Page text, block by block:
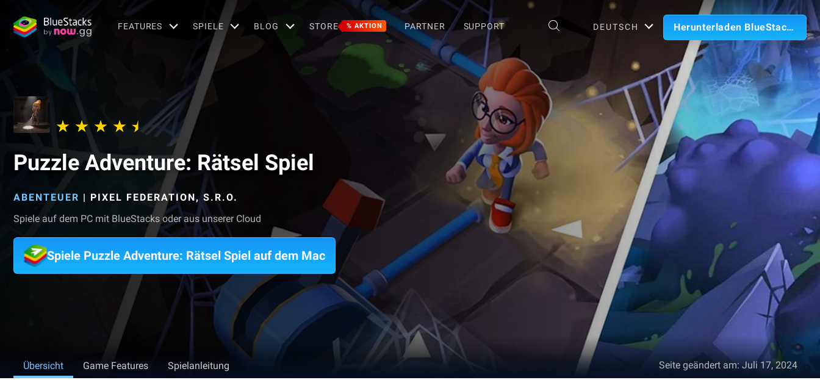
FEATURES SPIELE BLOG STORE % AKTION PARTNER SUPPORT DEUTSCH Herunterladen BlueStacks
Puzzle Adventure: Rätsel Spiel
ABENTEUER | PIXEL FEDERATION, S.R.O.
Spiele auf dem PC mit BlueStacks oder aus unserer Cloud
Spiele Puzzle Adventure: Rätsel Spiel auf dem Mac
Übersicht Game Features Spielanleitung Seite geändert am:Juli 17, 2024